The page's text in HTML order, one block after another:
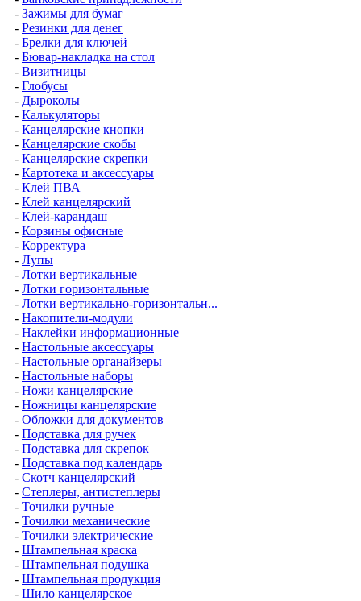
- Зажимы для бумаг
- Резинки для денег
- Брелки для ключей
- Бювар-накладка на стол
- Визитницы
- Глобусы
- Дыроколы
- Калькуляторы
- Канцелярские кнопки
- Канцелярские скобы
- Канцелярские скрепки
- Картотека и аксессуары
- Клей ПВА
- Клей канцелярский
- Клей-карандаш
- Корзины офисные
- Корректура
- Лупы
- Лотки вертикальные
- Лотки горизонтальные
- Лотки вертикально-горизонтальн...
- Накопители-модули
- Наклейки информационные
- Настольные аксессуары
- Настольные органайзеры
- Настольные наборы
- Ножи канцелярские
- Ножницы канцелярские
- Обложки для документов
- Подставка для ручек
- Подставка для скрепок
- Подставка под календарь
- Скотч канцелярский
- Степлеры, антистеплеры
- Точилки ручные
- Точилки механические
- Точилки электрические
- Штампельная краска
- Штампельная подушка
- Штампельная продукция
- Шило канцелярское